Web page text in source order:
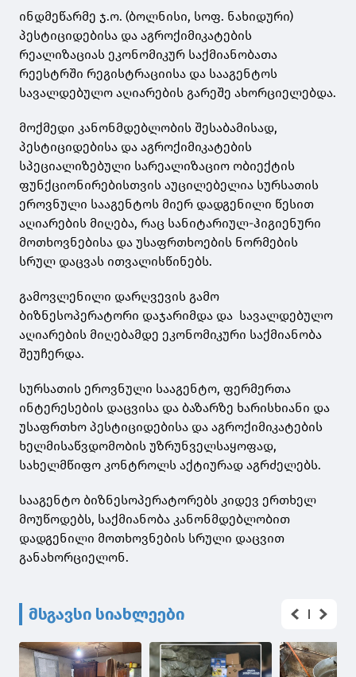
ინდმეწარმე ჯ.ო. (ბოლნისი, სოფ. ნახიდური)
პესტიციდებისა და აგროქიმიკატების
რეალიზაციას ეკონომიკურ საქმიანობათა
რეესტრში რეგისტრაციისა და სააგენტოს
სავალდებულო აღიარების გარეშე ახორციელებდა.
მოქმედი კანონმდებლობის შესაბამისად,
პესტიციდებისა და აგროქიმიკატების
სპეციალიზებული სარეალიზაციო ობიექტის
ფუნქციონირებისთვის აუცილებელია სურსათის
ეროვნული სააგენტოს მიერ დადგენილი წესით
აღიარების მიღება, რაც სანიტარიულ-ჰიგიენური
მოთხოვნებისა და უსაფრთხოების ნორმების
სრულ დაცვას ითვალისწინებს.
გამოვლენილი დარღვევის გამო
ბიზნესოპერატორი დაჯარიმდა და სავალდებულო
აღიარების მიღებამდე ეკონომიკური საქმიანობა
შეუჩერდა.
სურსათის ეროვნული სააგენტო, ფერმერთა
ინტერესების დაცვისა და ბაზარზე ხარისხიანი და
უსაფრთხო პესტიციდებისა და აგროქიმიკატების
ხელმისაწვდომობის უზრუნველსაყოფად,
სახელმწიფო კონტროლს აქტიურად აგრძელებს.
სააგენტო ბიზნესოპერატორებს კიდევ ერთხელ
მოუწოდებს, საქმიანობა კანონმდებლობით
დადგენილი მოთხოვნების სრული დაცვით
განახორციელონ.
მსგავსი სიახლეები